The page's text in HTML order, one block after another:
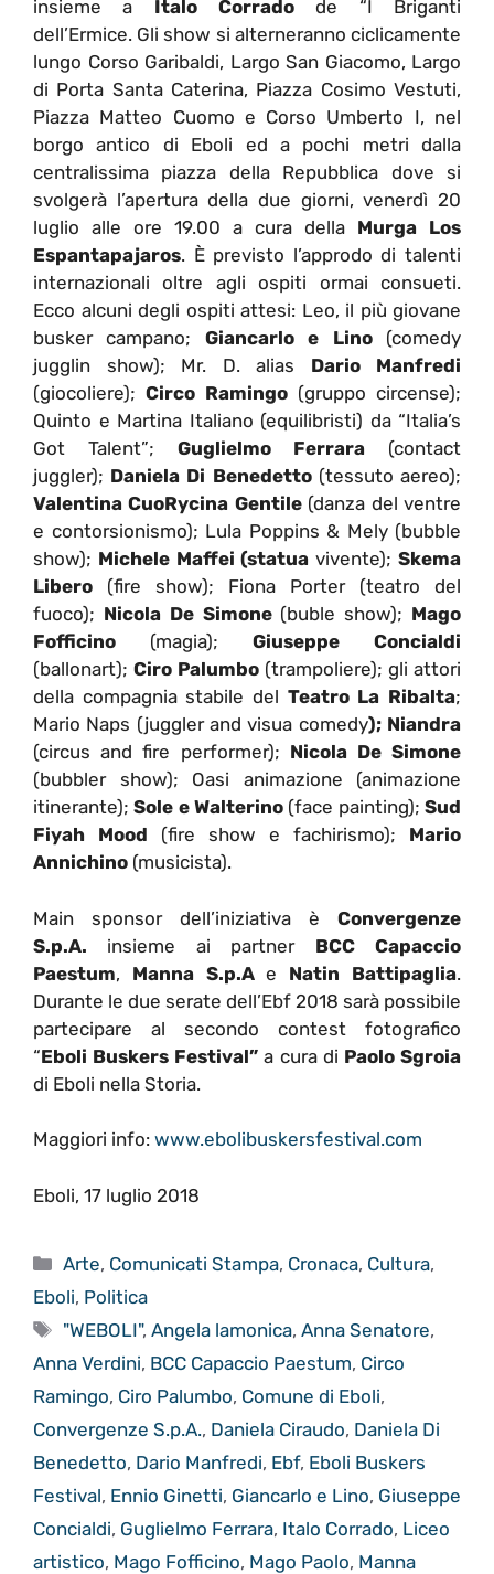
insieme a Italo Corrado de “I Briganti
dell’Ermice. Gli show si alterneranno ciclicamente
lungo Corso Garibaldi, Largo San Giacomo, Largo
di Porta Santa Caterina, Piazza Cosimo Vestuti,
Piazza Matteo Cuomo e Corso Umberto I, nel
borgo antico di Eboli ed a pochi metri dalla
centralissima piazza della Repubblica dove si
svolgerà l’apertura della due giorni, venerdì 20
luglio alle ore 19.00 a cura della Murga Los
Espantapajaros. È previsto l’approdo di talenti
internazionali oltre agli ospiti ormai consueti.
Ecco alcuni degli ospiti attesi: Leo, il più giovane
busker campano; Giancarlo e Lino(comedy
jugglin show); Mr. D. alias Dario Manfredi
(giocoliere); Circo Ramingo (gruppo circense);
Quinto e Martina Italiano (equilibristi) da “Italia’s
Got Talent”; Guglielmo Ferrara (contact
juggler); Daniela Di Benedetto(tessuto aereo);
Valentina CuoRycina Gentile(danza del ventre
e contorsionismo); Lula Poppins & Mely (bubble
show); Michele Maffei (statua vivente);Skema
Libero (fire show); Fiona Porter (teatro del
fuoco); Nicola De Simone(buble show); Mago
Fofficino (magia); Giuseppe Concialdi
(ballonart); Ciro Palumbo (trampoliere); gli attori
della compagnia stabile del Teatro La Ribalta;
Mario Naps (juggler and visua comedy); Niandra
(circus and fire performer); Nicola De Simone
(bubbler show); Oasi animazione (animazione
itinerante);Sole e Walterino (face painting);Sud
Fiyah Mood (fire show e fachirismo); Mario
Annichino (musicista).
Main sponsor dell’iniziativa è Convergenze
S.p.A. insieme ai partner BCC Capaccio
Paestum, Manna S.p.Ae Natin Battipaglia.
Durante le due serate dell’Ebf 2018 sarà possibile
partecipare al secondo contest fotografico
“Eboli Buskers Festival” a cura di Paolo Sgroia
di Eboli nella Storia.
Maggiori info: www.ebolibuskersfestival.com
Eboli, 17 luglio 2018
Categorie
Arte, Comunicati Stampa, Cronaca, Cultura,
Eboli, Politica
Tag
"WEBOLI",Angela lamonica,Anna Senatore,
Anna Verdini, BCC Capaccio Paestum, Circo
Ramingo, Ciro Palumbo, Comune di Eboli,
Convergenze S.p.A., Daniela Ciraudo, Daniela Di
Benedetto, Dario Manfredi, Ebf, Eboli Buskers
Festival, Ennio Ginetti, Giancarlo e Lino, Giuseppe
Concialdi, Guglielmo Ferrara, Italo Corrado, Liceo
artistico, Mago Fofficino, Mago Paolo, Manna